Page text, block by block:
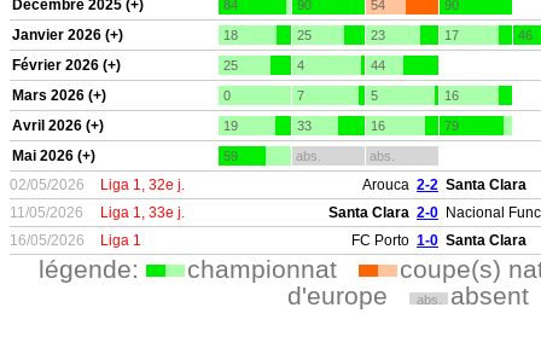
Décembre 2025 (+) 84 90 54 90
Janvier 2026 (+) 18 25 23 17 46
Février 2026 (+) 25 4 44
Mars 2026 (+) 0 7 5 16
Avril 2026 (+) 19 33 16 79
Mai 2026 (+) 59 abs. abs.
02/05/2026 Liga 1, 32e j. Arouca 2-2 Santa Clara
11/05/2026
Liga 1, 33e j. Santa Clara 2-0 Nacional
16/05/2026
Liga 1 FC Porto 1-0 Santa Clara
légende: championnat
coupe(s)
d'europe
abs. absent